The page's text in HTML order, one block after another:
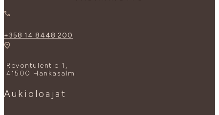
+358 14 8448 200
Revontulentie 1,
41500 Hankasalmi
Aukioloajat